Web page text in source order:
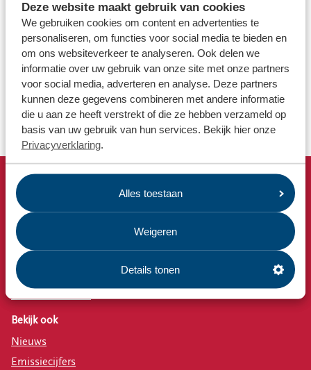
Deze website maakt gebruik van cookies
We gebruiken cookies om content en advertenties te
personaliseren, om functies voor social media te bieden en
om ons websiteverkeer te analyseren. Ook delen we
informatie over uw gebruik van onze site met onze partners
voor social media, adverteren en analyse. Deze partners
kunnen deze gegevens combineren met andere informatie
die u aan ze heeft verstrekt of die ze hebben verzameld op
basis van uw gebruik van hun services. Bekijk hier onze
Privacyverklaring.
Alles toestaan
Weigeren
Details tonen
Waar kan ik mijn kerstboom inleveren?
Hoe kom ik aan een zwerfafvalcontainer?
Waarom moet ik mijn afval scheiden?
Afvalbeleid van gemeentes
Snel naar
Afvalkalender
Omrin Afvalapp
Milieustraat
Afspraak milieustraat
Bekijk ook
Nieuws
Emissiecijfers